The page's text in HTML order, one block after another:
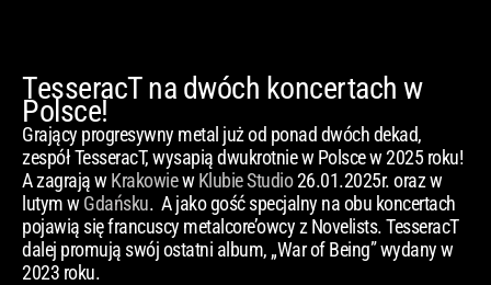
TesseracT na dwóch koncertach w
Polsce!
Grający progresywny metal już od ponad dwóch dekad,
zespół TesseracT, wysapią dwukrotnie w Polsce w 2025 roku!
A zagrają wKrakowiewKlubie Studio26.01.2025r. oraz w
lutym wGdańsku. A jako gość specjalny na obu koncertach
pojawią się francuscy metalcore’owcy z Novelists. TesseracT
dalej promują swój ostatni album, „War of Being” wydany w
2023 roku.